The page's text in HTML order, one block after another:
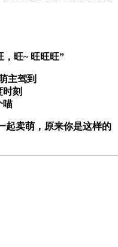
，旺~ 旺旺旺”
主驾到
刻
喵